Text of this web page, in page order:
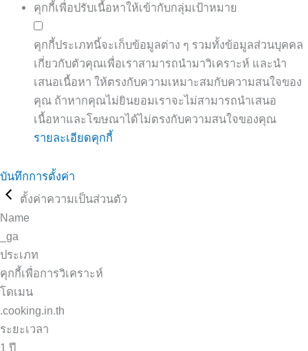
คุกกี้เพื่อปรับเนื้อหาให้เข้ากับกลุ่มเป้าหมาย
คุกกี้ประเภทนี้จะเก็บข้อมูลต่าง ๆ รวมทั้งข้อมูลส่วนบุคคล
เกี่ยวกับตัวคุณเพื่อเราสามารถนำมาวิเคราะห์ และนำ
เสนอเนื้อหา ให้ตรงกับความเหมาะสมกับความสนใจของ
คุณ ถ้าหากคุณไม่ยินยอมเราจะไม่สามารถนำเสนอ
เนื้อหาและโฆษณาได้ไม่ตรงกับความสนใจของคุณ
รายละเอียดคุกกี้
บันทึกการตั้งค่า
ตั้งค่าความเป็นส่วนตัว
Name
_ga
ประเภท
คุกกี้เพื่อการวิเคราะห์
โดเมน
.cooking.in.th
ระยะเวลา
1 ปี